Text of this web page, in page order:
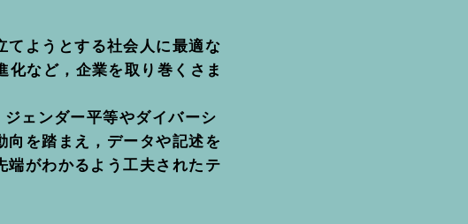
てようとする社会人に最適な
など，企業を取り巻くさま
ェンダー平等やダイバーシ
を踏まえ，データや記述を
端がわかるよう工夫されたテ